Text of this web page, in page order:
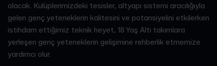
olacak. Kulüplerimizdeki tesisler, altyapı sistemi aracılığıyla
gelen genç yeteneklerin kalitesini ve potansiyelini etkilerken
istihdam ettiğimiz teknik heyet, 18 Yaş Altı takımlara
yerleşen genç yeteneklerin gelişimine rehberlik etmemize
yardımcı olur.